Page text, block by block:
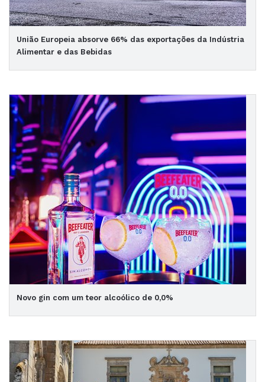
União Europeia absorve 66% das exportações da Indústria
Alimentar e das Bebidas
Novo gin com um teor alcoólico de 0,0%